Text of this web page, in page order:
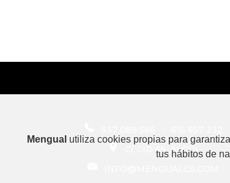
C/ CID 65, ALCOI
Mengual utiliza cookies propias para
tus hábitos de